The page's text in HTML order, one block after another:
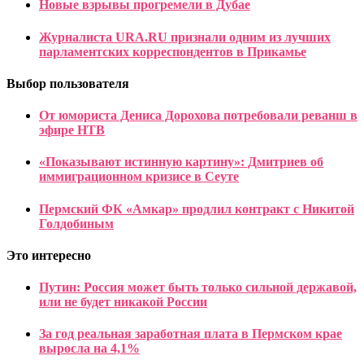
Новые взрывы прогремели в Дубае
Журналиста URA.RU признали одним из лучших
парламентских корреспондентов в Прикамье
Выбор пользователя
От юмориста Дениса Дорохова потребовали реванш в
эфире НТВ
«Показывают истинную картину»: Дмитриев об
иммиграционном кризисе в Сеуте
Пермский ФК «Амкар» продлил контракт с Никитой
Голдобиным
Это интересно
Путин: Россия может быть только сильной державой,
или не будет никакой России
За год реальная заработная плата в Пермском крае
выросла на 4,1%